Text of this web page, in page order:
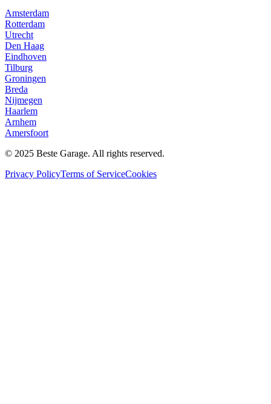
Amsterdam
Rotterdam
Utrecht
Den Haag
Eindhoven
Tilburg
Groningen
Breda
Nijmegen
Haarlem
Arnhem
Amersfoort
© 2025 Beste Garage. All rights reserved.
Privacy PolicyTerms of ServiceCookies